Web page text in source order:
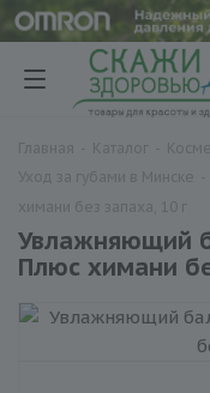
Увлажняющий
Плюс химани